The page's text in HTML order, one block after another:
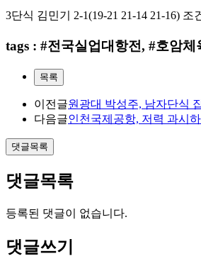
3단식 김민기 2-1(19-21 21-14 21-16) 조
tags : #전국실업대항전, #호암체
목록
이전글원광대 박성주, 남자단식
다음글인천국제공항, 저력 과시
댓글목록
댓글목록
등록된 댓글이 없습니다.
댓글쓰기